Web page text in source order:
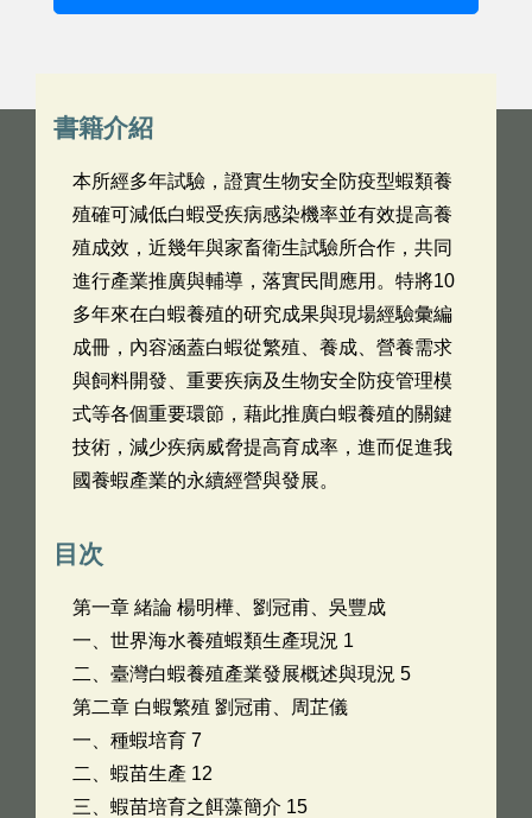
書籍介紹
本所經多年試驗，證實生物安全防疫型蝦類養
殖確可減低白蝦受疾病感染機率並有效提高養
殖成效，近幾年與家畜衛生試驗所合作，共同
進行產業推廣與輔導，落實民間應用。特將10
多年來在白蝦養殖的研究成果與現場經驗彙編
成冊，內容涵蓋白蝦從繁殖、養成、營養需求
與飼料開發、重要疾病及生物安全防疫管理模
式等各個重要環節，藉此推廣白蝦養殖的關鍵
技術，減少疾病威脅提高育成率，進而促進我
國養蝦產業的永續經營與發展。
目次
第一章 緒論 楊明樺、劉冠甫、吳豐成
一、世界海水養殖蝦類生產現況 1
二、臺灣白蝦養殖產業發展概述與現況 5
第二章 白蝦繁殖 劉冠甫、周芷儀
一、種蝦培育 7
二、蝦苗生產 12
三、蝦苗培育之餌藻簡介 15